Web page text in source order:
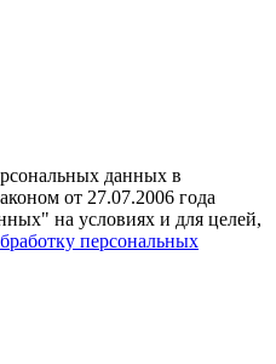
данных в
от 27.07.2006 года
на условиях и для целей,
персональных